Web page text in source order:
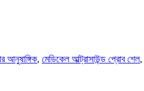
আনুষাঙ্গিক, মেডিকেল আল্ট্রাসাউন্ড প্রোব শেল,